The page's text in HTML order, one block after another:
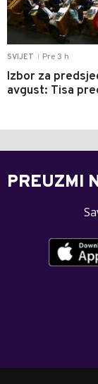
SVIJET Pre 3 h
Izbor za
avgust: Tisa
PREUZMI